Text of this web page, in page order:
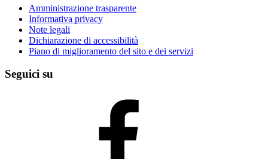
Amministrazione trasparente
Informativa privacy
Note legali
Dichiarazione di accessibilità
Piano di miglioramento del sito e dei servizi
Seguici su